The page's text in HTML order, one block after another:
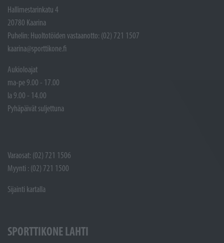
Hallimestarinkatu 4
20780 Kaarina
Puhelin: Huoltotöiden vastaanotto: (02) 721 1507
kaarina@sporttikone.fi
Aukioloajat
ma-pe 9.00 - 17.00
la 9.00 - 14.00
Pyhäpäivät suljettuna
Varaosat: (02) 721 1506
Myynti : (02) 721 1500
Sijainti kartalla
SPORTTIKONE LAHTI